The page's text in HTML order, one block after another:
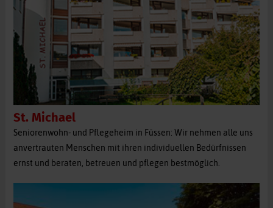
St. Michael
Seniorenwohn- und Pflegeheim in Füssen: Wir nehmen alle uns
anvertrauten Menschen mit ihren individuellen Bedürfnissen
ernst und beraten, betreuen und pflegen bestmöglich.